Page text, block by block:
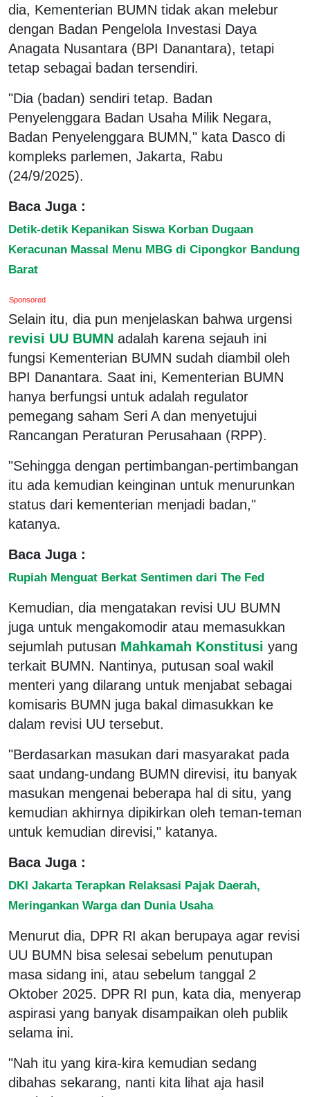
dia, Kementerian BUMN tidak akan melebur
dengan Badan Pengelola Investasi Daya
Anagata Nusantara (BPI Danantara), tetapi
tetap sebagai badan tersendiri.
"Dia (badan) sendiri tetap. Badan
Penyelenggara Badan Usaha Milik Negara,
Badan Penyelenggara BUMN," kata Dasco di
kompleks parlemen, Jakarta, Rabu
(24/9/2025).
Baca Juga :
Detik-detik Kepanikan Siswa Korban Dugaan
Keracunan Massal Menu MBG di Cipongkor Bandung
Barat
Sponsored
Selain itu, dia pun menjelaskan bahwa urgensi
revisi UU BUMN adalah karena sejauh ini
fungsi Kementerian BUMN sudah diambil oleh
BPI Danantara. Saat ini, Kementerian BUMN
hanya berfungsi untuk adalah regulator
pemegang saham Seri A dan menyetujui
Rancangan Peraturan Perusahaan (RPP).
"Sehingga dengan pertimbangan-pertimbangan
itu ada kemudian keinginan untuk menurunkan
status dari kementerian menjadi badan,"
katanya.
Baca Juga :
Rupiah Menguat Berkat Sentimen dari The Fed
Kemudian, dia mengatakan revisi UU BUMN
juga untuk mengakomodir atau memasukkan
sejumlah putusan Mahkamah Konstitusi yang
terkait BUMN. Nantinya, putusan soal wakil
menteri yang dilarang untuk menjabat sebagai
komisaris BUMN juga bakal dimasukkan ke
dalam revisi UU tersebut.
"Berdasarkan masukan dari masyarakat pada
saat undang-undang BUMN direvisi, itu banyak
masukan mengenai beberapa hal di situ, yang
kemudian akhirnya dipikirkan oleh teman-teman
untuk kemudian direvisi," katanya.
Baca Juga :
DKI Jakarta Terapkan Relaksasi Pajak Daerah,
Meringankan Warga dan Dunia Usaha
Menurut dia, DPR RI akan berupaya agar revisi
UU BUMN bisa selesai sebelum penutupan
masa sidang ini, atau sebelum tanggal 2
Oktober 2025. DPR RI pun, kata dia, menyerap
aspirasi yang banyak disampaikan oleh publik
selama ini.
"Nah itu yang kira-kira kemudian sedang
dibahas sekarang, nanti kita lihat aja hasil